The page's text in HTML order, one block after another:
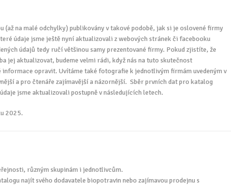
(až na malé odchylky) publikovány v takové podobě, jak si je oslovené firmy
údaje jsme ještě nyní aktualizovali z webových stránek či facebooku
údajů tedy ručí většinou samy prezentované firmy. Pokud zjistíte, že
jej aktualizovat, budeme velmi rádi, když nás na tuto skutečnost
informace opravit. Uvítáme také fotografie k jednotlivým firmám uvedeným v
a pro čtenáře zajímavější a názornější. Sběr prvních dat pro katalog
jsme aktualizovali postupně v následujících letech.
2025.
různým skupinám i jednotlivcům.
najít svého dodavatele biopotravin nebo zajímavou prodejnu s